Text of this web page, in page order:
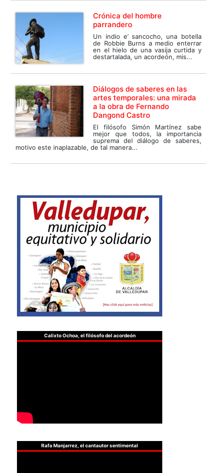
Crónica del hombre
parrandero
Un indio e’ sancocho, una botella
de Robbie Burns a medio enterrar
en el hielo de una vasija curtida y
destartalada, un acordeón, mis...
Diálogos de saberes en las
artes temporales: una mirada
a la obra de Fernando
Dangond Castro
El filósofo Simón Martínez sabe
mejor que todos, la importancia
suprema del diálogo de saberes,
motivo este inaplazable, de tal manera...
Calixto Ochoa, el filósofo del acordeón
Rafa Manjarrez, el cantautor sentimental